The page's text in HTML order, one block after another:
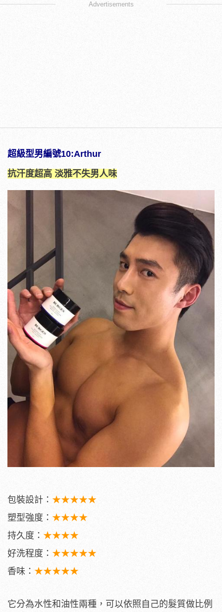
Advertisements
超級型男編號10:Arthur
抗汗度超高 淡雅不失男人味
包裝設計： ★★★★★
塑型強度： ★★★★
持久度： ★★★★
好洗程度： ★★★★★
香味： ★★★★★
它分為水性和油性兩種，可以依照自己的髮質做比例